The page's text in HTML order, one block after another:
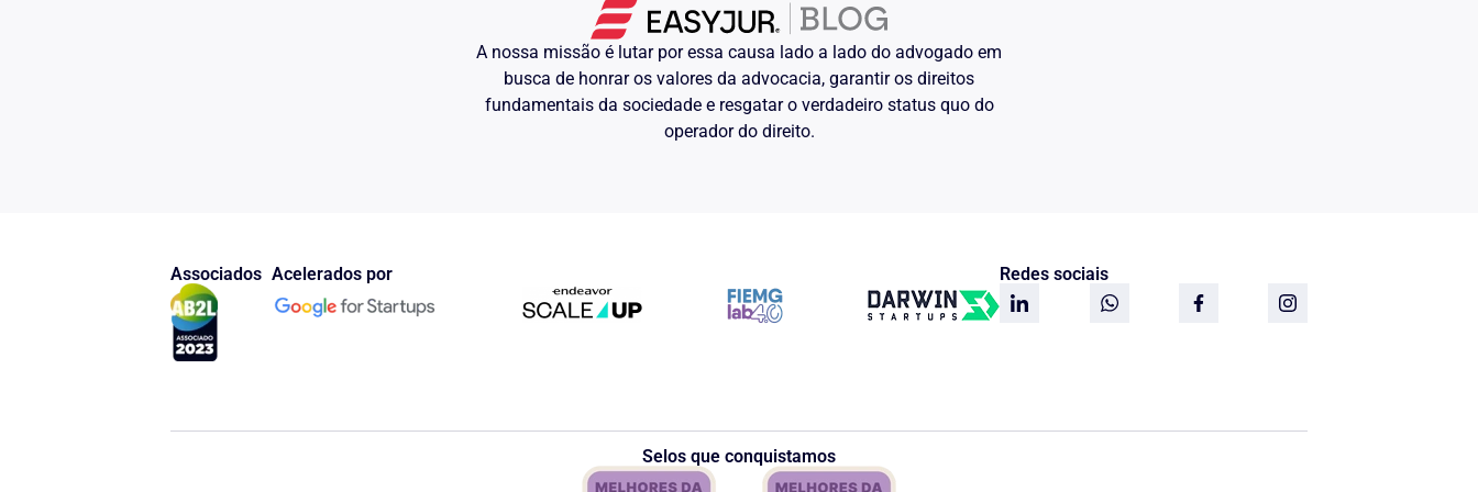
a popula��o, disp�e que s�o necessidades inadi�veis da comunidade aquelas que,
n�o atendidas, coloquem em perigo iminente a sobreviv�ncia, a sa�de ou a seguran�a
Verifica-se, assim, que o requerido deve garantir imediatamente ao requerente a
presta��o do servi�o de per�cia m�dica para que ele possa obter o benef�cio a que
faz jus, vez que sua necessidade � inadi�vel, posto que o mesmo depende do
Nesta trilha, � preciosa a li��o de S�lvio Rodrigues, in verbis:
Na obriga��o de fazer, o devedor se vincula a um determinado comportamento,
consistente em praticar um ato, ou realizar uma tarefa, donde decorre uma vantagem para
o credor. (Direito Civil, vol. 2, Parte Geral das Obriga��es, Ed. Saraiva, 10008000, p.
requerido a observ�ncia da lei flagrantemente desrespeitada e disponibilize ao mesmo
A nossa missão é lutar por essa causa lado a lado do advogado em
busca de honrar os valores da advocacia, garantir os direitos
fundamentais da sociedade e resgatar o verdadeiro status quo do
operador do direito.
Associados Acelerados por Redes sociais
Selos que conquistamos